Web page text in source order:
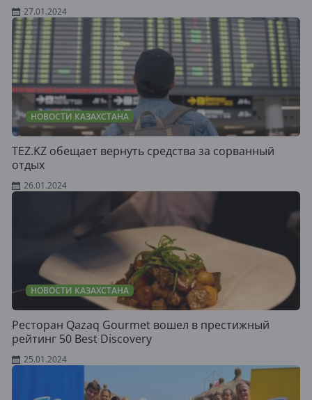
27.01.2024
НОВОСТИ КАЗАХСТАНА
TEZ.KZ обещает вернуть средства за сорванный
отдых
26.01.2024
НОВОСТИ КАЗАХСТАНА
Ресторан Qazaq Gourmet вошел в престижный
рейтинг 50 Best Discovery
25.01.2024